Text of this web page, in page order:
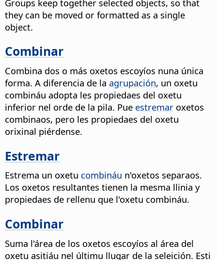
Groups keep together selected objects, so that
they can be moved or formatted as a single
object.
Combinar
Combina dos o más oxetos escoyíos nuna única
forma. A diferencia de la agrupación, un oxetu
combináu adopta les propiedaes del oxetu
inferior nel orde de la pila. Pue estremar oxetos
combinaos, pero les propiedaes del oxetu
orixinal piérdense.
Estremar
Estrema un oxetu combináu n'oxetos separaos.
Los oxetos resultantes tienen la mesma llinia y
propiedaes de rellenu que l'oxetu combináu.
Combinar
Suma l'área de los oxetos escoyíos al área del
oxetu asitiáu nel últimu llugar de la seleición. Esti